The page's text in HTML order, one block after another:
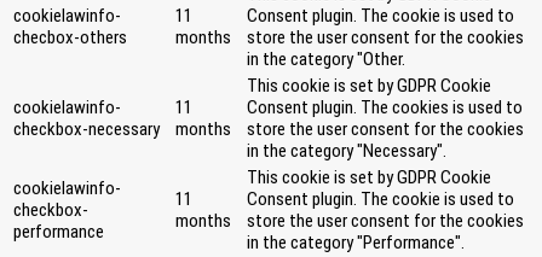
cookielawinfo-
checbox-others
11
months
Consent plugin. The cookie is used to
store the user consent for the cookies
in the category "Other.
cookielawinfo-
checkbox-necessary
11
months
This cookie is set by GDPR Cookie
Consent plugin. The cookies is used to
store the user consent for the cookies
in the category "Necessary".
cookielawinfo-
checkbox-
performance
11
months
This cookie is set by GDPR Cookie
Consent plugin. The cookie is used to
store the user consent for the cookies
in the category "Performance".